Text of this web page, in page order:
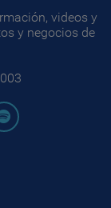
videos y
y negocios de